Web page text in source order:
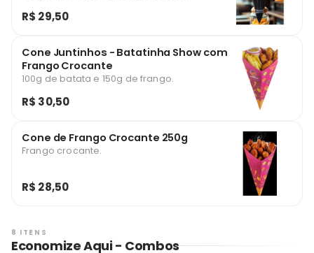
R$ 29,50
Cone Juntinhos - Batatinha Show com
Frango Crocante
100g de batata e 150g de frango.
R$ 30,50
Cone de Frango Crocante 250g
Frango crocante.
R$ 28,50
8 ITENS
Economize Aqui - Combos